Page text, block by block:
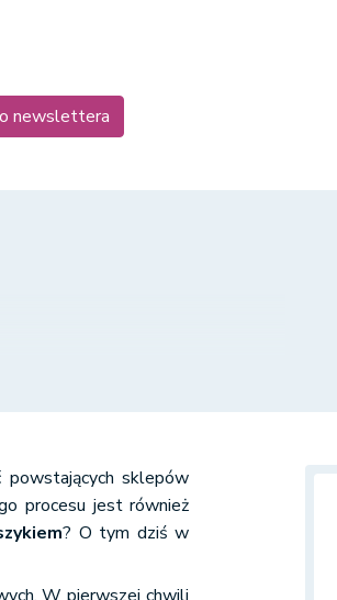
newslettera
powstających sklepów
procesu jest również
? O tym dziś w